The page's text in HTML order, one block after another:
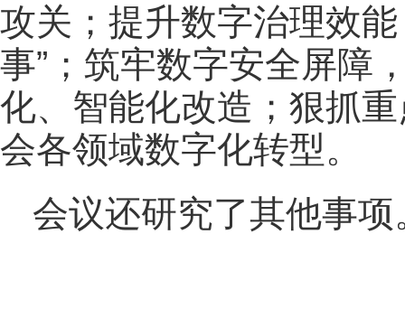
攻关；提升数字治理效
事”；筑牢数字安全屏障
化、智能化改造；狠抓
会各领域数字化转型。
会议还研究了其他事项